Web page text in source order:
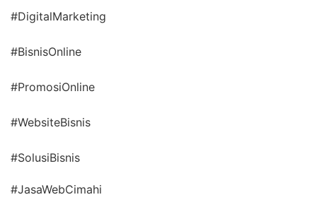
#DigitalMarketing
#BisnisOnline
#PromosiOnline
#WebsiteBisnis
#SolusiBisnis
#JasaWebCimahi